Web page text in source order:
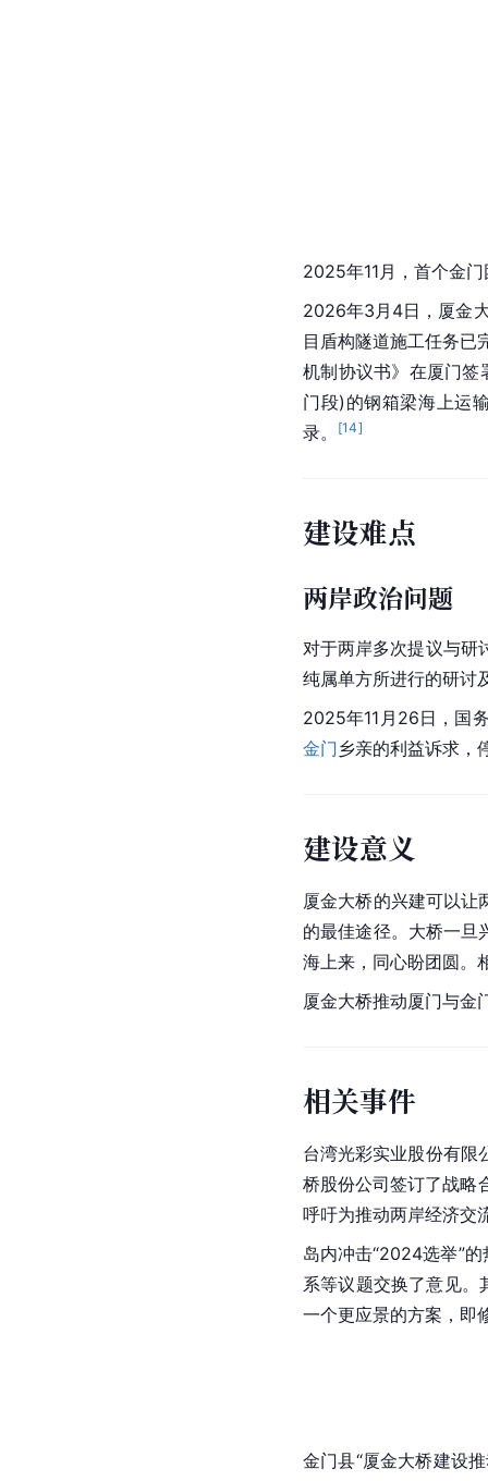
2025年11月，首个金
2026年3月4日，厦金
目盾构隧道施工任务已
机制协议书》在厦门签
门段)的钢箱梁海上运
录。
[14]
建设难点
两岸政治问题
对于两岸多次提议与研
纯属单方所进行的研讨
2025年11月26日，国
金门乡亲的利益诉求，
建设意义
厦金大桥的兴建可以让
的最佳途径。大桥一旦
海上来，同心盼团圆。
厦金大桥推动厦门与金
相关事件
台湾光彩实业股份有限
桥股份公司签订了战略
呼吁为推动两岸经济交
岛内冲击“2024选举”
系等议题交换了意见。
一个更应景的方案，即
金门县“厦金大桥建设